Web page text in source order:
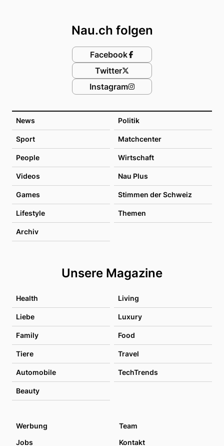
News Politik
Sport Matchcenter
People Wirtschaft
Videos Nau Plus
Games Stimmen der Schweiz
Lifestyle Themen
Archiv
Unsere Magazine
Health Living
Liebe Luxury
Family Food
Tiere Travel
Automobile TechTrends
Beauty
Nau.ch folgen
Facebook
Twitter
Instagram
Werbung
Team
Jobs
Kontakt